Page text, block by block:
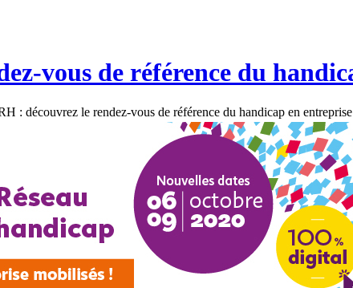
vous de référence du
: découvrez le rendez-vous de référence du handicap en